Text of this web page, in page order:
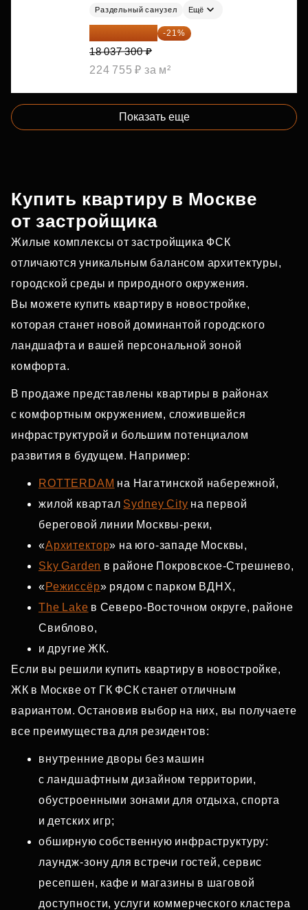
Раздельный санузел Ещё
14 249 467 ₽ -21%
18 037 300 ₽
224 755 ₽ за м²
Показать еще
Купить квартиру в Москве
от застройщика
Жилые комплексы от застройщика ФСК
отличаются уникальным балансом архитектуры,
городской среды и природного окружения.
Вы можете купить квартиру в новостройке,
которая станет новой доминантой городского
ландшафта и вашей персональной зоной
комфорта.
В продаже представлены квартиры в районах
с комфортным окружением, сложившейся
инфраструктурой и большим потенциалом
развития в будущем. Например:
ROTTERDAM на Нагатинской набережной,
жилой квартал Sydney City на первой
береговой линии Москвы‑реки,
«Архитектор» на юго‑западе Москвы,
Sky Garden в районе Покровское‑Стрешнево,
«Режиссёр» рядом с парком ВДНХ,
The Lake в Северо‑Восточном округе, районе
Свиблово,
и другие ЖК.
Если вы решили купить квартиру в новостройке,
ЖК в Москве от ГК ФСК станет отличным
вариантом. Остановив выбор на них, вы получаете
все преимущества для резидентов:
внутренние дворы без машин
с ландшафтным дизайном территории,
обустроенными зонами для отдыха, спорта
и детских игр;
обширную собственную инфраструктуру:
лаундж‑зону для встречи гостей, сервис
ресепшен, кафе и магазины в шаговой
доступности, услуги коммерческого кластера